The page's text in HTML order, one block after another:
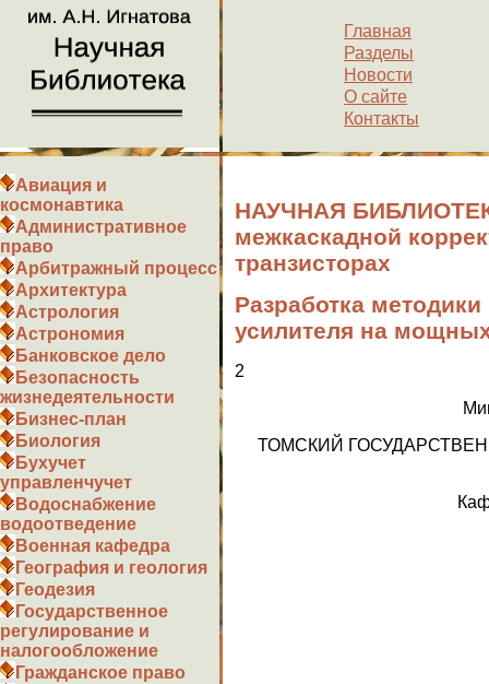
Главная
Разделы
Новости
О сайте
Контакты
Авиация и
космонавтика
Административное
право
Арбитражный процесс
Архитектура
Астрология
Астрономия
Банковское дело
Безопасность
жизнедеятельности
Бизнес-план
Биология
Бухучет
управленчучет
Водоснабжение
водоотведение
Военная кафедра
География и геология
Геодезия
Государственное
регулирование и
налогообложение
Гражданское право
НАУЧНАЯ
межкаскадной
транзисторах
Разработка
усилителя на
2
ТОМСКИЙ